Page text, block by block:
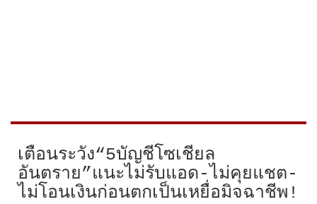
เตือนระวัง“5บัญชีโซเชียล
อันตราย”แนะไม่รับแอด-ไม่คุยแชต-
ไม่โอนเงินก่อนตกเป็นเหยื่อมิจฉาชีพ!